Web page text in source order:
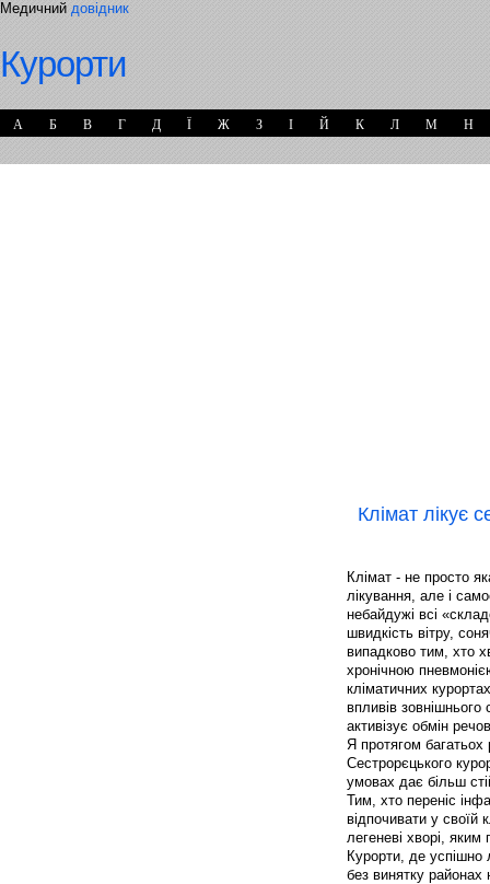
Медичний довідник
Курорти
А Б В Г Д Ї Ж З І Й К Л М Н
Клімат лікує
Клімат - не просто
лікування, але і
небайдужі всі
швидкість вітру,
випадково тим, хто
хронічною
кліматичних
впливів
активізує обмін
Я протягом багатьох
Сестрорєцького
умовах дає більш
Тим, хто переніс
відпочивати у своїй
легеневі хворі, яким
Курорти, де успішно
без винятку